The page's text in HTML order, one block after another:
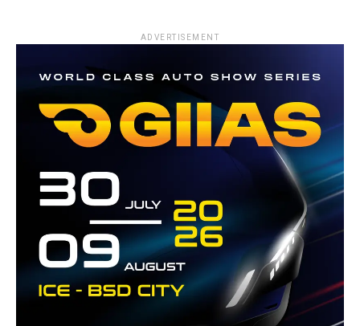
ADVERTISEMENT